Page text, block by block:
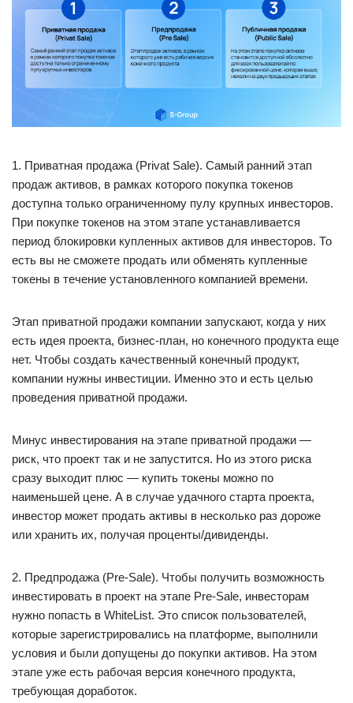
1. Приватная продажа (Privat Sale). Самый ранний этап
продаж активов, в рамках которого покупка токенов
доступна только ограниченному пулу крупных инвесторов.
При покупке токенов на этом этапе устанавливается
период блокировки купленных активов для инвесторов. То
есть вы не сможете продать или обменять купленные
токены в течение установленного компанией времени.
Этап приватной продажи компании запускают, когда у них
есть идея проекта, бизнес-план, но конечного продукта еще
нет. Чтобы создать качественный конечный продукт,
компании нужны инвестиции. Именно это и есть целью
проведения приватной продажи.
Минус инвестирования на этапе приватной продажи —
риск, что проект так и не запустится. Но из этого риска
сразу выходит плюс — купить токены можно по
наименьшей цене. А в случае удачного старта проекта,
инвестор может продать активы в несколько раз дороже
или хранить их, получая проценты/дивиденды.
2. Предпродажа (Pre-Sale). Чтобы получить возможность
инвестировать в проект на этапе Pre-Sale, инвесторам
нужно попасть в WhiteList. Это список пользователей,
которые зарегистрировались на платформе, выполнили
условия и были допущены до покупки активов. На этом
этапе уже есть рабочая версия конечного продукта,
требующая доработок.